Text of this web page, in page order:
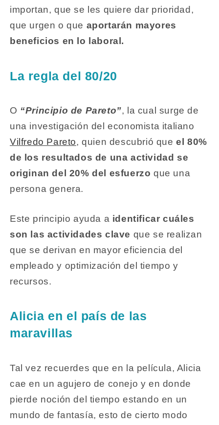
importan, que se les quiere dar prioridad,
que urgen o que aportarán mayores
beneficios en lo laboral.
La regla del 80/20
O “Principio de Pareto”, la cual surge de
una investigación del economista italiano
Vilfredo Pareto, quien descubrió queel 80%
de los resultados de una actividad se
originan del 20% del esfuerzo que una
persona genera.
Este principio ayuda a identificar cuáles
son las actividades clave que se realizan
que se derivan en mayor eficiencia del
empleado y optimización del tiempo y
recursos.
Alicia en el país de las
maravillas
Tal vez recuerdes que en la película, Alicia
cae en un agujero de conejo y en donde
pierde noción del tiempo estando en un
mundo de fantasía, esto de cierto modo